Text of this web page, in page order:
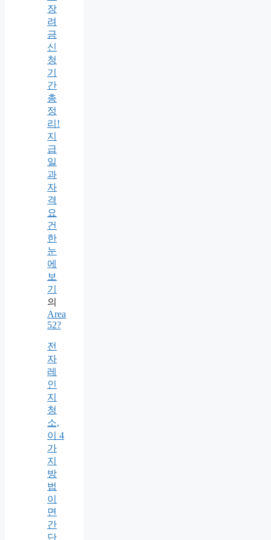
장
려
금
신
청
기
간
총
정
리!
지
급
일
과
자
격
요
건
한
눈
에
보
기
의
Area
52?
전
자
레
인
지
청
소,
이 4
가
지
방
법
이
면
간
단